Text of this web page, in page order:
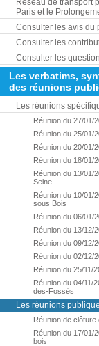
Réseau de transport
Paris et le
Consulter les avis du
Consulter les
Consulter les
Les verbatims,
des réunions
Les réunions
Réunion du 27/01/
Réunion du 25/01/
Réunion du 20/01/
Réunion du 18/01/
Réunion du 13/01/
Seine
Réunion du 10/01/
sous Bois
Réunion du 06/01/
Réunion du 13/12/
Réunion du 09/12/
Réunion du 02/12/
Réunion du 25/11/
Réunion du 04/11/
des-Fossés
Les réunions
Réunion de clôture
Réunion du 17/01/
bois